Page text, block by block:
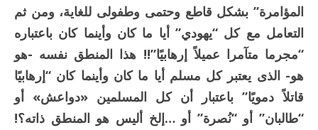
المؤامرة” بشكل قاطع وحتمى وطفولى للغاية، ومن ثم
التعامل مع كل “يهودي” أيا ما كان وأينما كان باعتباره
“مجرما متآمرا عميلاً إرهابيًا”!! هذا المنطق نفسه -هو
هو- الذى يعتبر كل مسلم أيا ما كان وأينما كان “إرهابيًا
قاتلاً دمويًا” باعتبار أن كل المسلمين «دواعش» أو
“طالبان” أو “نُصرة” أو …إلخ أليس هو المنطق ذاته؟!